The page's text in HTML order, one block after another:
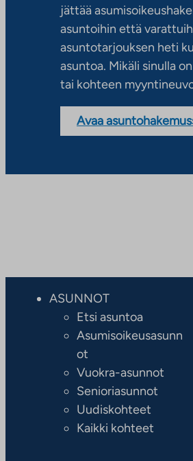
jättää
asuntoihin että
asuntotarjouksen heti
asuntoa. Mikäli sinulla
tai kohteen
Avaa
ASUNNOT
Etsi asuntoa
Asumisoikeusasunn
ot
Vuokra-asunnot
Senioriasunnot
Uudiskohteet
Kaikki kohteet